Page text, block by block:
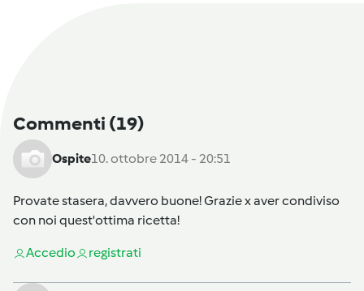
Commenti (19)
Ospite10. ottobre 2014 - 20:51
Provate stasera, davvero buone! Grazie x aver condiviso
con noi quest'ottima ricetta!
Accedio registrati